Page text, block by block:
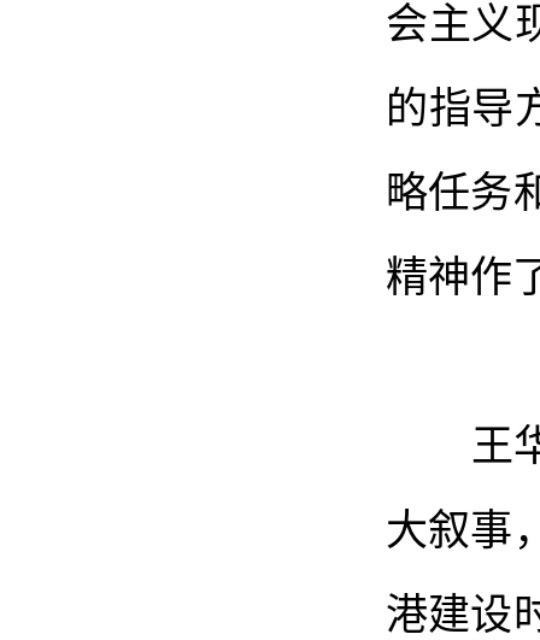
会主义
的指导
略任务
精神作
王华
大叙事
港建设